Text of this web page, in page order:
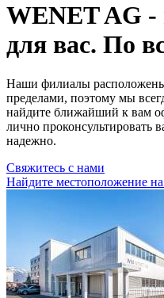
WENET AG -
для вас. По
Наши филиалы
пределами, поэтому мы
найдите ближайший к вам
лично проконсультировать
надежно.
Свяжитесь с нами
Найдите местоположение на